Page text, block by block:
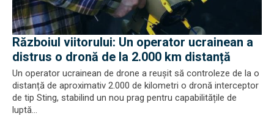
Războiul viitorului: Un operator ucrainean a
distrus o dronă de la 2.000 km distanță
Un operator ucrainean de drone a reușit să controleze de la o
distanță de aproximativ 2.000 de kilometri o dronă interceptor
de tip Sting, stabilind un nou prag pentru capabilitățile de
luptă...